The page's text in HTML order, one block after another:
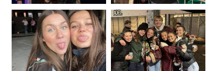
Photo
de
Sébastien
Renson
Photo
de
Lilly
Ronkart